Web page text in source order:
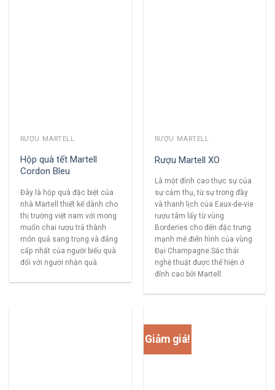
RƯỢU MARTELL
Hộp quà tết Martell
Cordon Bleu
Đây là hộp quà đặc biệt của
nhà Martell thiết kế dành cho
thị trường việt nam với mong
muốn chai rượu trả thành
món quá sang trọng và đẳng
cấp nhất của người biếu quà
đối với người nhận quà
RƯỢU MARTELL
Rượu Martell XO
Là một đỉnh cao thực sự của
sự cảm thụ, từ sự trong đầy
và thanh lịch của Eaux-de-vie
rượu tâm lấy từ vùng
Borderies cho đến đặc trưng
mạnh mẽ điển hình của vùng
Đại Champagne.Sắc thái
nghệ thuật được thể hiện ở
đỉnh cao bởi Martell.
Giảm giá!